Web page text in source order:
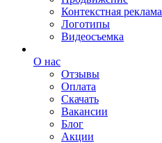
Контекстная реклама
Логотипы
Видеосъемка
О нас
Отзывы
Оплата
Скачать
Вакансии
Блог
Акции